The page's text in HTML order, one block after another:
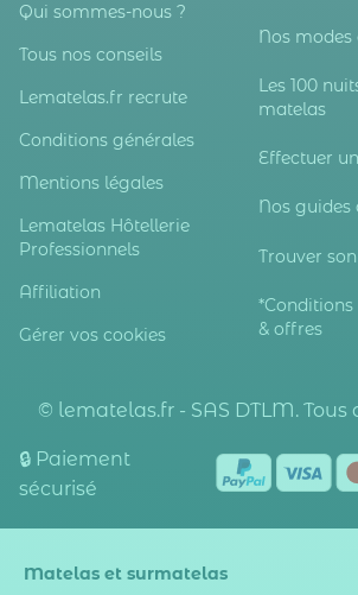
Qui sommes-nous ?
Tous nos conseils
Lematelas.fr recrute
Conditions générales
Mentions légales
Lematelas Hôtellerie
Professionnels
Affiliation
Gérer vos cookies
Nos
Les 100
matelas
Effectuer
Nos
Trouver
& offres
© lematelas.fr - SAS DTLM. Tous
🔒 Paiement
sécurisé
Matelas et surmatelas